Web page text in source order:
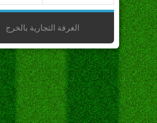
الغرفة التجارية بالخرج